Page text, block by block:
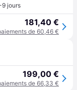
9 jours
181,40 €
de 60,46 €
199,00 €
de 66,33 €